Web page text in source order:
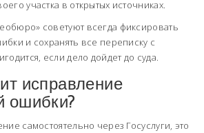
участка в открытых источниках.
советуют всегда фиксировать
и сохранять все переписку с
если дело дойдет до суда.
исправление
ошибки?
самостоятельно через Госуслуги, это